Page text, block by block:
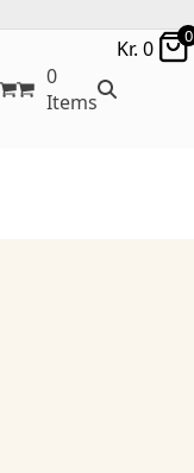
0
Items
Kr. 0 0